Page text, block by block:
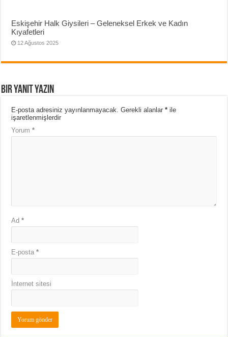
Eskişehir Halk Giysileri – Geleneksel Erkek ve Kadın
Kıyafetleri
12 Ağustos 2025
Bir yanıt yazın
E-posta adresiniz yayınlanmayacak. Gerekli alanlar* ile
işaretlenmişlerdir
Yorum*
Ad*
E-posta*
İnternet sitesi